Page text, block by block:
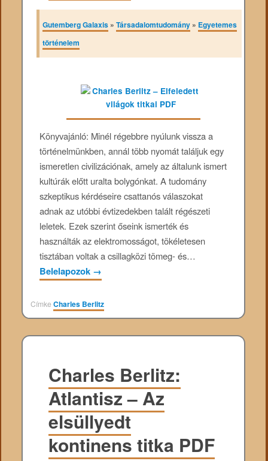
Gutemberg Galaxis »Társadalomtudomány » Egyetemes
történelem
Könyvajánló: Minél régebbre nyúlunk vissza a
történelmünkben, annál több nyomát találjuk egy
ismeretlen civilizációnak, amely az általunk ismert
kultúrák előtt uralta bolygónkat. A tudomány
szkeptikus kérdéseire csattanós válaszokat
adnak az utóbbi évtizedekben talált régészeti
leletek. Ezek szerint őseink ismerték és
használták az elektromosságot, tökéletesen
tisztában voltak a csillagközi tömeg- és…
Belelapozok →
CímkeCharles Berlitz
Charles Berlitz:
Atlantisz – Az
elsüllyedt
kontinens titka PDF